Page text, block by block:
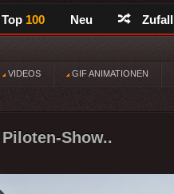
Top 100 Neu Zufall
VIDEOS GIF ANIMATIONEN
Show..